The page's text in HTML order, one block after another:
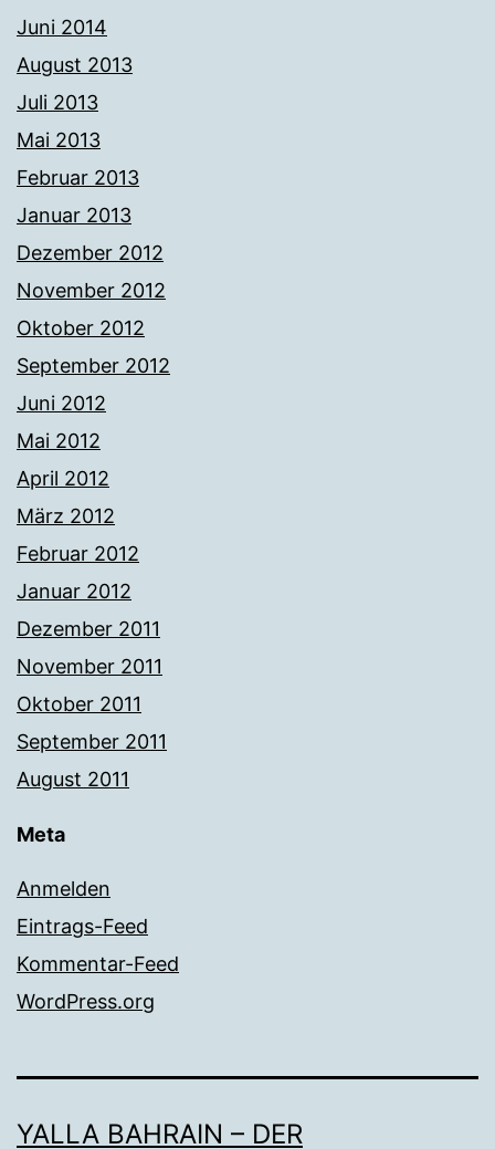
Juni 2014
August 2013
Juli 2013
Mai 2013
Februar 2013
Januar 2013
Dezember 2012
November 2012
Oktober 2012
September 2012
Juni 2012
Mai 2012
April 2012
März 2012
Februar 2012
Januar 2012
Dezember 2011
November 2011
Oktober 2011
September 2011
August 2011
Meta
Anmelden
Eintrags-Feed
Kommentar-Feed
WordPress.org
YALLA BAHRAIN – DER